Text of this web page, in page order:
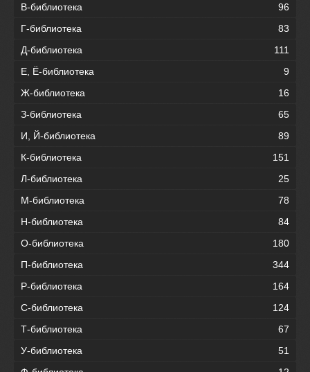
В-библиотека
96
Г-библиотека
83
Д-библиотека
111
Е, Ё-библиотека
9
Ж-библиотека
16
З-библиотека
65
И, Й-библиотека
89
К-библиотека
151
Л-библиотека
25
М-библиотека
78
Н-библиотека
84
О-библиотека
180
П-библиотека
344
Р-библиотека
164
С-библиотека
124
Т-библиотека
67
У-библиотека
51